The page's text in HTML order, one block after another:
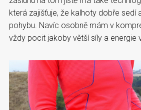
která zajišťuje, že kalhoty dobře sedí
pohybu. Navíc osobně mám v
vždy pocit jakoby větší síly a energie